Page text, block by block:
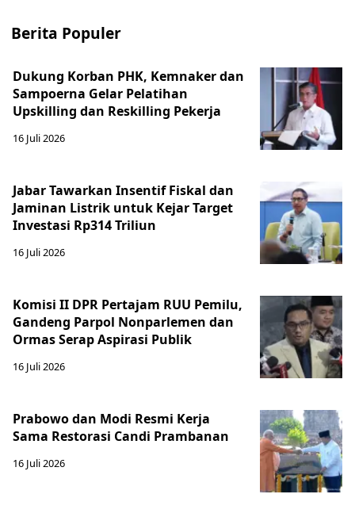
Berita Populer
Dukung Korban PHK, Kemnaker dan
Sampoerna Gelar Pelatihan
Upskilling dan Reskilling Pekerja
16 Juli 2026
Jabar Tawarkan Insentif Fiskal dan
Jaminan Listrik untuk Kejar Target
Investasi Rp314 Triliun
16 Juli 2026
Komisi II DPR Pertajam RUU Pemilu,
Gandeng Parpol Nonparlemen dan
Ormas Serap Aspirasi Publik
16 Juli 2026
Prabowo dan Modi Resmi Kerja
Sama Restorasi Candi Prambanan
16 Juli 2026